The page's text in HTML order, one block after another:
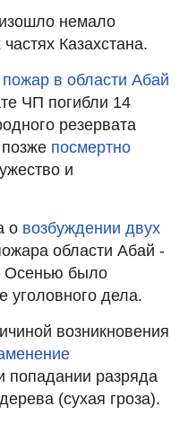
немало
Казахстана.
пожар в области Абай
ЧП погибли 14
резервата
посмертно
и
о возбуждении двух
области Абай -
Осенью было
уголовного дела.
возникновения
попадании разряда
(сухая гроза).